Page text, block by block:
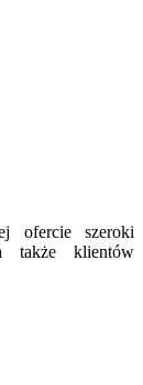
ofercie szeroki
także klientów